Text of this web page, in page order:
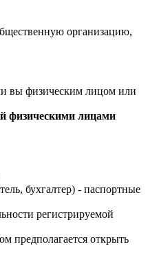
организацию,
вы физическим лицом или
физическими лицами
бухгалтер) - паспортные
регистрируемой
предполагается открыть